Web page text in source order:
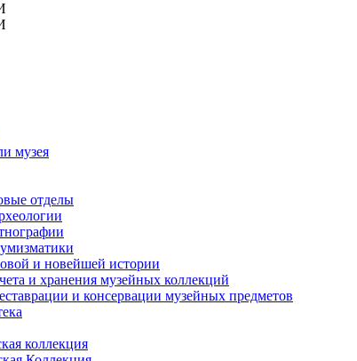
музея
отделы
и новейшей истории
и хранения музейных коллекций
и консервации музейных предметов
коллекция